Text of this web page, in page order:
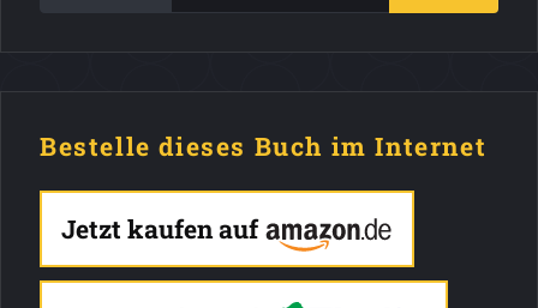
Bestelle dieses Buch im Internet
Jetzt kaufen auf